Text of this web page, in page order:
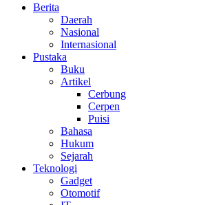
Berita
Daerah
Nasional
Internasional
Pustaka
Buku
Artikel
Cerbung
Cerpen
Puisi
Bahasa
Hukum
Sejarah
Teknologi
Gadget
Otomotif